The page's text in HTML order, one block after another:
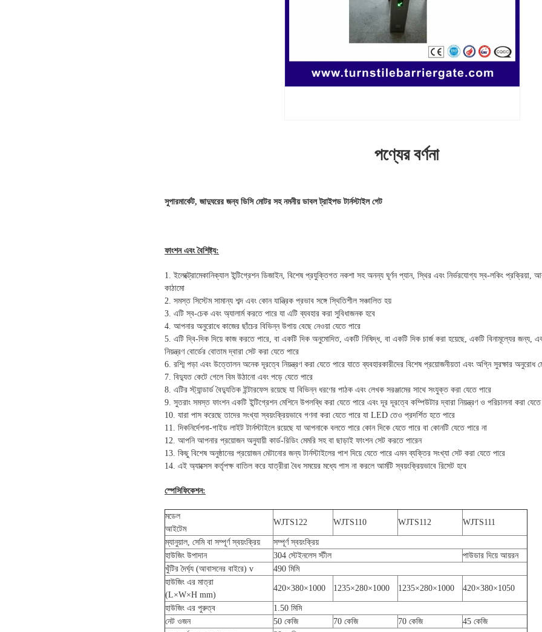
পণ্যের বর্ণনা
সুপারমার্কেট, জাদুঘরের জন্য ডিসি মোটর সহ নমনীয় ডাবল ট্রাইপড টার্নস্টাইল গেট
ফাংশন এবং বৈশিষ্ট্য:
1. ইলেক্ট্রোমেকানিক্যাল ইন্টিগ্রেশন ডিজাইন, বিশেষ প্রযুক্তিগত নকশা সহ অনন্য ঘূর্ণন প্যান, স্থির এবং নির্ভরযোগ্য স্ব-লকিং প্রক্রিয়া,
কাঠামো
2. সমস্ত সিস্টেম সামান্য শব্দ এবং কোন যান্ত্রিক প্রভাব সঙ্গে স্থিতিশীল সঞ্চালিত হয়
3. এটি স্ব-চেক এবং অ্যালার্ম করতে পারে যা এটি ব্যবহার করা সুবিধাজনক হবে
4. আপনার অনুরোধে কাজের ছাঁচের বিভিন্ন উপায় বেছে নেওয়া যেতে পারে
5. এটি দ্বি-দিক দিয়ে কাজ করতে পারে, বা একটি দিক অনুমোদিত, একটি নিষিদ্ধ, বা একটি দিক চার্জ করা হয়েছে, একটি বিনামূল্যের জন্য,
নিয়ন্ত্রণ বোর্ডের বোতাম দ্বারা সেট করা যেতে পারে
6. রশ্মি পড়া এবং উত্তোলন অনেক দূরত্বে নিয়ন্ত্রণ করা যেতে পারে যাতে ব্যবহারকারীদের বিশেষ প্রয়োজনীয়তা এবং অগ্নি সুরক্ষার অনুরোধ
7. বিদ্যুত কেটে গেলে বিম উঠানো এবং পড়ে যেতে পারে
8. এটির স্ট্যান্ডার্ড বৈদ্যুতিক ইন্টারফেস রয়েছে যা বিভিন্ন ধরণের পাঠক এবং লেখক সরঞ্জামের সাথে সংযুক্ত করা যেতে পারে
9. সুতরাং সমস্ত ফাংশন একটি ইন্টিগ্রেশন মেশিনে উপলব্ধি করা যেতে পারে এবং দূর দূরত্বে কম্পিউটার দ্বারা নিয়ন্ত্রণ ও পরিচালনা করা যেতে
10. যারা পাস করেছে তাদের সংখ্যা স্বয়ংক্রিয়ভাবে গণনা করা যেতে পারে যা LED তেও প্রদর্শিত হতে পারে
11. দিকনির্দেশনা-গাইড লাইট টার্নস্টাইলে রয়েছে যা আপনাকে বলতে পারে কোন দিকে যেতে পারে বা কোনটি যেতে পারে না
12. আপনি আপনার প্রয়োজন অনুযায়ী কার্ড-রিডিং মেমরি সহ বা ছাড়াই ফাংশন সেট করতে পারেন
13. কিছু বিশেষ অনুষ্ঠানের প্রয়োজন মেটানোর জন্য টার্নস্টাইলের পাশ দিয়ে যেতে পারে এমন ব্যক্তির সংখ্যা সেট করা যেতে পারে
14. এই অ্যাক্সেস কর্তৃপক্ষ বাতিল করে যাত্রীরা বৈধ সময়ের মধ্যে পাস না করলে আর্মটি স্বয়ংক্রিয়ভাবে রিসেট হবে
স্পেসিফিকেশন:
মডেল
আইটেম
WJTS122 WJTS110 WJTS112 WJTS111
ম্যানুয়াল, সেমি বা সম্পূর্ণ স্বয়ংক্রিয়
সম্পূর্ণ স্বয়ংক্রিয়
হাউজিং উপাদান
304 স্টেইনলেস স্টীল
পাউডার দিয়ে আয়রন
খুঁটির দৈর্ঘ্য (আবাসনের বাইরে) v
490 মিমি
হাউজিং এর মাত্রা
(L×W×H mm)
420×380×1000 1235×280×1000 1235×280×1000 420×380×1050
হাউজিং এর পুরুত্ব
1.50 মিমি
নেট ওজন
50 কেজি 70 কেজি 70 কেজি
45 কেজি